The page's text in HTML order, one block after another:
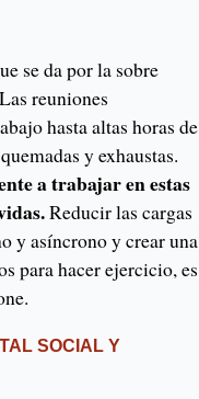
se da por la sobre
reuniones
hasta altas horas de
y exhaustas.
a trabajar en estas
Reducir las cargas
y asíncrono y crear una
para hacer ejercicio, es
SOCIAL Y